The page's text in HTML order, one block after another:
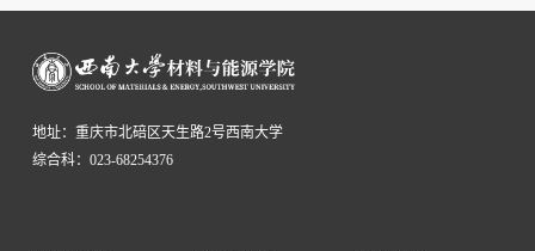
地址：重庆市北碚区天生路2号西南大学
综合科：023-68254376